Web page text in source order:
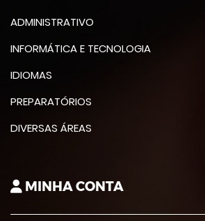
ADMINISTRATIVO
INFORMÁTICA E TECNOLOGIA
IDIOMAS
PREPARATÓRIOS
DIVERSAS ÁREAS
MINHA CONTA